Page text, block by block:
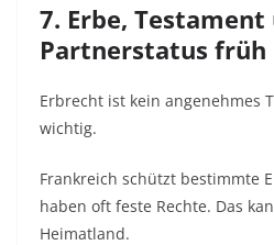
7. Erbe, Testament
Partnerstatus früh
Erbrecht ist kein angenehmes
wichtig.
Frankreich schützt bestimmte
haben oft feste Rechte. Das
Heimatland.